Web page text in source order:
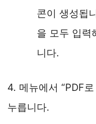
콘이 생성됩
을 모두 입력
니다.
4. 메뉴에서 “PDF
누릅니다.